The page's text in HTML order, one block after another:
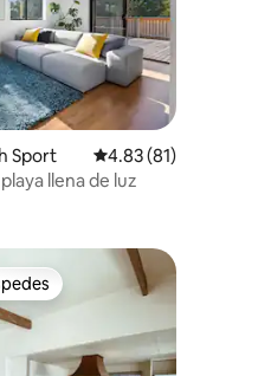
reseñas
Sport Calificación
4.83 (81)
llena de luz